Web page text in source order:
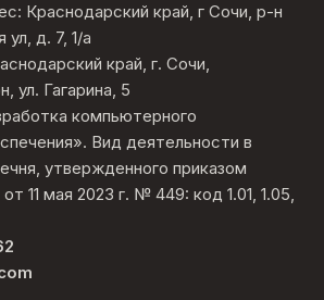
Краснодарский край, г Сочи, р-н
д. 7, 1/а
край, г. Сочи,
ул. Гагарина, 5
компьютерного
Вид деятельности в
утвержденного приказом
11 мая 2023 г. № 449: код 1.01, 1.05,